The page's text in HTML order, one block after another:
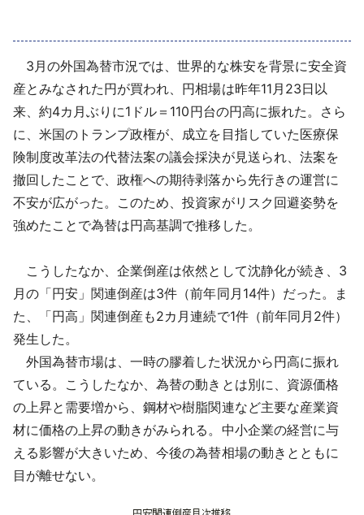
導入事例
採用情報
よくあるご質問
English
3月の外国為替市況では、世界的な株安を背景に安全資
産とみなされた円が買われ、円相場は昨年11月23日以
来、約4カ月ぶりに1ドル＝110円台の円高に振れた。さら
に、米国のトランプ政権が、成立を目指していた医療保
険制度改革法の代替法案の議会採決が見送られ、法案を
撤回したことで、政権への期待剥落から先行きの運営に
不安が広がった。このため、投資家がリスク回避姿勢を
強めたことで為替は円高基調で推移した。
こうしたなか、企業倒産は依然として沈静化が続き、3
月の「円安」関連倒産は3件（前年同月14件）だった。ま
た、「円高」関連倒産も2カ月連続で1件（前年同月2件）
発生した。
外国為替市場は、一時の膠着した状況から円高に振れ
ている。こうしたなか、為替の動きとは別に、資源価格
の上昇と需要増から、鋼材や樹脂関連など主要な産業資
材に価格の上昇の動きがみられる。中小企業の経営に与
える影響が大きいため、今後の為替相場の動きとともに
目が離せない。